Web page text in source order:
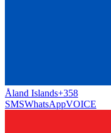
Åland Islands+358
SMSWhatsAppVOICE